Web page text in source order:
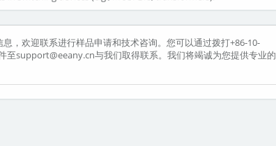
，欢迎联系进行样品申请和技术咨询。您可以通过拨打+86-10-
至support@eeany.cn与我们取得联系。我们将竭诚为您提供专业的